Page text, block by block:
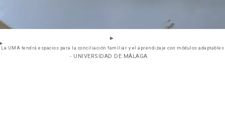
La UMA tendrá espacios para la conciliación familiar y el aprendizaje con módulos adaptables
- UNIVERSIDAD DE MÁLAGA